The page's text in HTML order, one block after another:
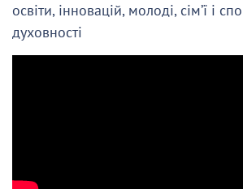
освіти, інновацій, молоді, сім’ї і
духовності